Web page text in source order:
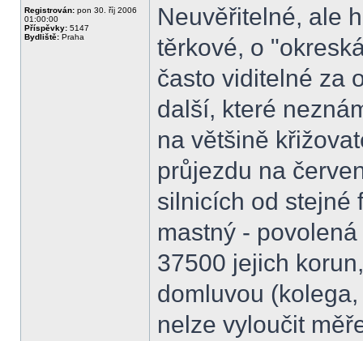
Registrován: pon 30. říj 2006
01:00:00
Příspěvky: 5147
Bydliště: Praha
Neuvěřitelné, ale
těrkové, o
často viditelné za
další, které
na většině
průjezdu na
silnicích od stejné
mastný -
37500 jejich
domluvou
nelze vyloučit